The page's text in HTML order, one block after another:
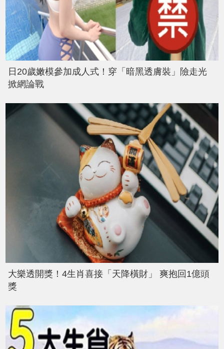
日20歲嫩模參加成人式！穿「暗黑透膚裝」險走光
掀網論戰
大樂透開獎！4生肖喜接「天降橫財」 爽抱回1億頭
獎